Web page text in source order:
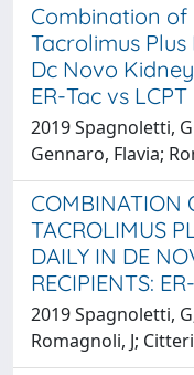
Combination of
Tacrolimus
Dc Novo
ER-Tac vs LCPT
2019 Spagnoletti,
Gennaro, Flavia;
COMBINATION
TACROLIMUS
DAILY IN DE
RECIPIENTS:
2019 Spagnoletti,
Romagnoli, J;